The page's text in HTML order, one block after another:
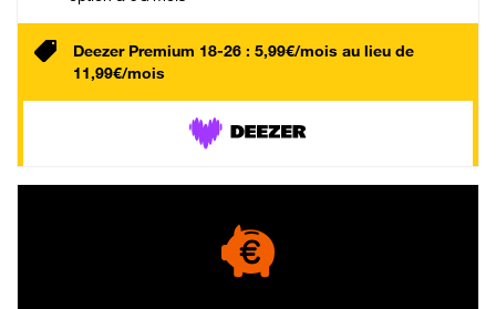
Deezer Premium 18-26 : 5,99€/mois au lieu de
11,99€/mois